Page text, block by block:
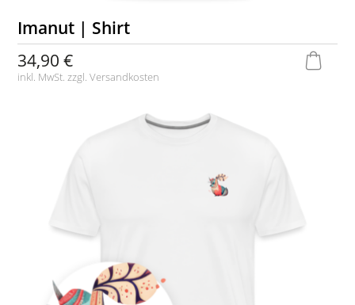
Imanut | Shirt
34,90 €
inkl. MwSt. zzgl.Versandkosten